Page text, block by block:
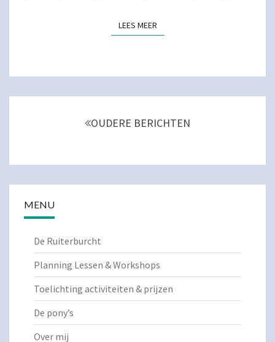
LEES MEERLEES MEER
OUDERE BERICHTEN
MENU
De Ruiterburcht
Planning Lessen & Workshops
Toelichting activiteiten & prijzen
De pony’s
Over mij